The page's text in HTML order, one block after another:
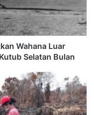
Wahana Luar
Selatan Bulan